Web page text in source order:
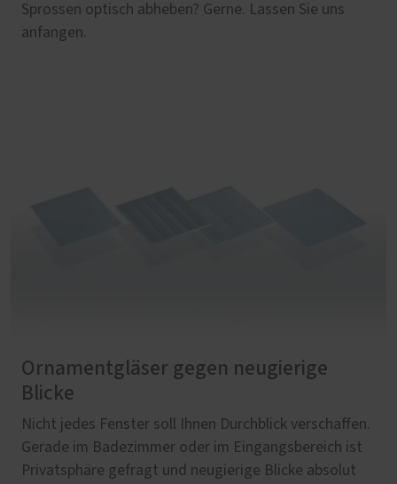
Sprossen optisch abheben? Gerne. Lassen Sie uns
anfangen.
Ornamentgläser gegen neugierige
Blicke
Nicht jedes Fenster soll Ihnen Durchblick verschaffen.
Gerade im Badezimmer oder im Eingangsbereich ist
Privatsphäre gefragt und neugierige Blicke absolut